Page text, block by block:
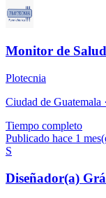
Monitor de
Plotecnia
Ciudad de Guatemala ·
Tiempo completo
Publicado hace 1
S
Diseñador(a)